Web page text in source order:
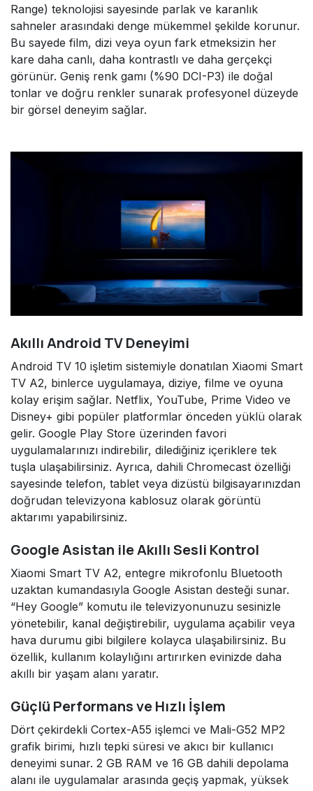
Range) teknolojisi sayesinde parlak ve karanlık
sahneler arasındaki denge mükemmel şekilde korunur.
Bu sayede film, dizi veya oyun fark etmeksizin her
kare daha canlı, daha kontrastlı ve daha gerçekçi
görünür. Geniş renk gamı (%90 DCI-P3) ile doğal
tonlar ve doğru renkler sunarak profesyonel düzeyde
bir görsel deneyim sağlar.
Akıllı Android TV Deneyimi
Android TV 10 işletim sistemiyle donatılan Xiaomi Smart
TV A2, binlerce uygulamaya, diziye, filme ve oyuna
kolay erişim sağlar. Netflix, YouTube, Prime Video ve
Disney+ gibi popüler platformlar önceden yüklü olarak
gelir. Google Play Store üzerinden favori
uygulamalarınızı indirebilir, dilediğiniz içeriklere tek
tuşla ulaşabilirsiniz. Ayrıca, dahili Chromecast özelliği
sayesinde telefon, tablet veya dizüstü bilgisayarınızdan
doğrudan televizyona kablosuz olarak görüntü
aktarımı yapabilirsiniz.
Google Asistan ile Akıllı Sesli Kontrol
Xiaomi Smart TV A2, entegre mikrofonlu Bluetooth
uzaktan kumandasıyla Google Asistan desteği sunar.
“Hey Google” komutu ile televizyonunuzu sesinizle
yönetebilir, kanal değiştirebilir, uygulama açabilir veya
hava durumu gibi bilgilere kolayca ulaşabilirsiniz. Bu
özellik, kullanım kolaylığını artırırken evinizde daha
akıllı bir yaşam alanı yaratır.
Güçlü Performans ve Hızlı İşlem
Dört çekirdekli Cortex-A55 işlemci ve Mali-G52 MP2
grafik birimi, hızlı tepki süresi ve akıcı bir kullanıcı
deneyimi sunar. 2 GB RAM ve 16 GB dahili depolama
alanı ile uygulamalar arasında geçiş yapmak, yüksek